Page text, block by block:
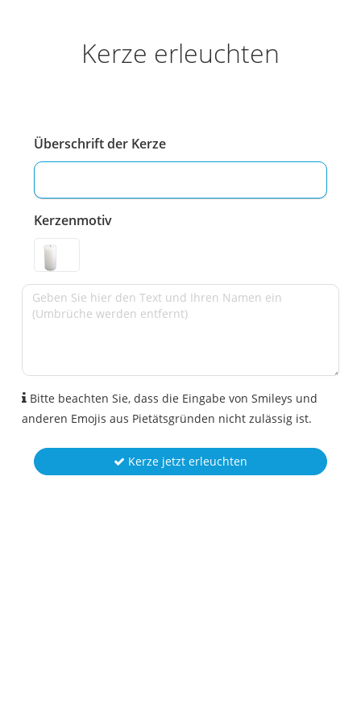
Kerze erleuchten
Überschrift der Kerze
Kerzenmotiv
Bitte beachten Sie, dass die Eingabe von Smileys und
anderen Emojis aus Pietätsgründen nicht zulässig ist.
Kerze jetzt erleuchten